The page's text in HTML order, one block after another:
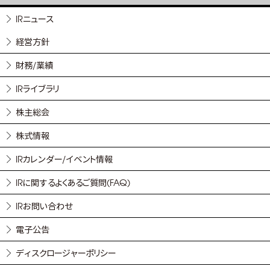
IRニュース
経営方針
財務/業績
IRライブラリ
株主総会
株式情報
IRカレンダー/イベント情報
IRに関するよくあるご質問(FAQ)
IRお問い合わせ
電子公告
ディスクロージャーポリシー